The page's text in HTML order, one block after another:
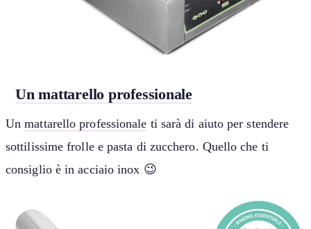
Un mattarello professionale
Unmattarello professionale ti sarà di aiuto per stendere
sottilissime frolle e pasta di zucchero. Quello che ti
consiglio è in acciaio inox 😉